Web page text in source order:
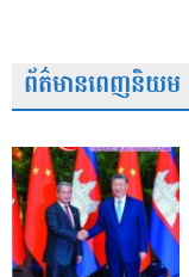
ព័ត៌មានពេញនិយម